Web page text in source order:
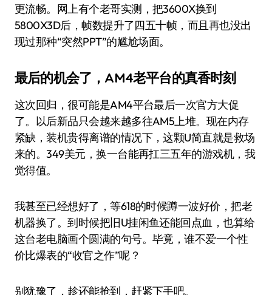
更流畅。网上有个老哥实测，把3600X换到
5800X3D后，帧数提升了四五十帧，而且再也没出
现过那种“突然PPT”的尴尬场面。
最后的机会了，AM4老平台的真香时刻
这次回归，很可能是AM4平台最后一次官方大促
了。以后新品只会越来越多往AM5上堆。现在内存
紧缺，装机贵得离谱的情况下，这颗U简直就是救场
来的。349美元，换一台能再扛三五年的游戏机，我
觉得值。
我甚至已经想好了，等618的时候蹲一波好价，把老
机器换了。到时候把旧U挂闲鱼还能回点血，也算给
这台老电脑画个圆满的句号。毕竟，谁不爱一个性
价比爆表的“收官之作”呢？
别犹豫了，趁还能抢到，赶紧下手吧。